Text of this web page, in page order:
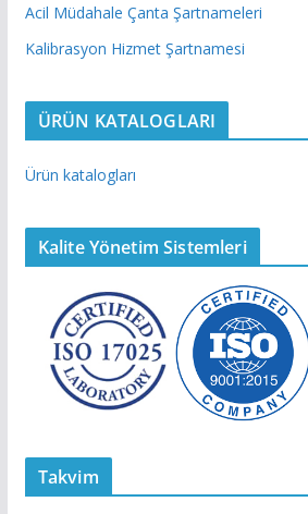
Acil Müdahale Çanta Şartnameleri
Kalibrasyon Hizmet Şartnamesi
ÜRÜN KATALOGLARI
Ürün katalogları
Kalite Yönetim Sistemleri
Takvim